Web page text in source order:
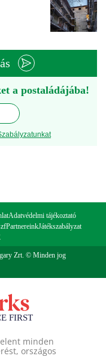
a postaládájába!
Adatvédelmi tájékoztató
PartnereinkJátékszabályzat
Zrt. © Minden jog
minden
országos